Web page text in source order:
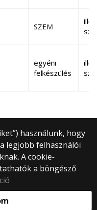
SZEM
egyéni
felkészülés
használunk, hogy
legjobb felhasználói
A cookie-
a böngésző
tér 1–3.
1 411 6500